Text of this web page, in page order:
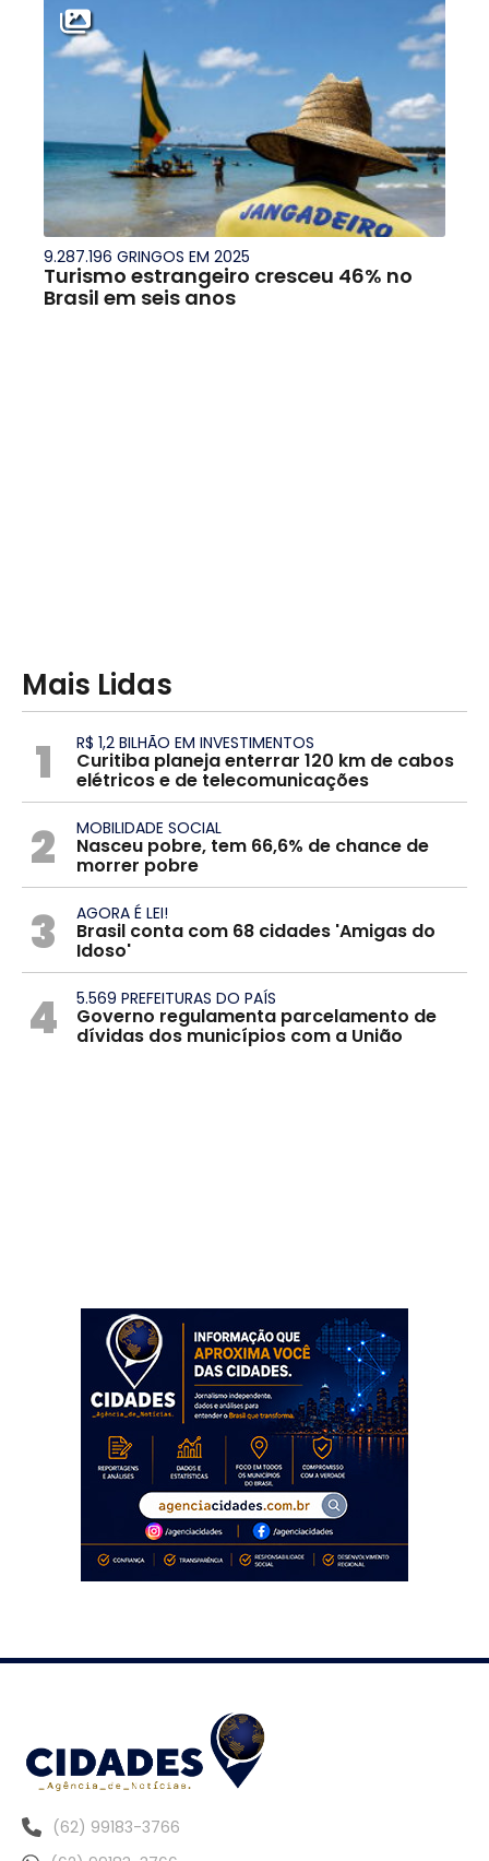
9.287.196 GRINGOS EM 2025
Turismo estrangeiro cresceu 46% no
Brasil em seis anos
Mais Lidas
1 R$ 1,2 BILHÃO EM INVESTIMENTOS
Curitiba planeja enterrar 120 km de cabos
elétricos e de telecomunicações
2 MOBILIDADE SOCIAL
Nasceu pobre, tem 66,6% de chance de
morrer pobre
3 AGORA É LEI!
Brasil conta com 68 cidades 'Amigas do
Idoso'
4 5.569 PREFEITURAS DO PAÍS
Governo regulamenta parcelamento de
dívidas dos municípios com a União
(62) 99183-3766